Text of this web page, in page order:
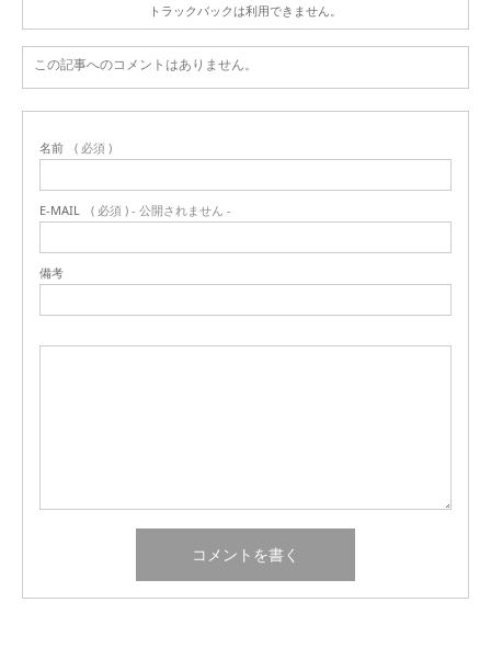
トラックバックは利用できません。
この記事へのコメントはありません。
名前 ( 必須 )
E-MAIL ( 必須 ) - 公開されません -
備考